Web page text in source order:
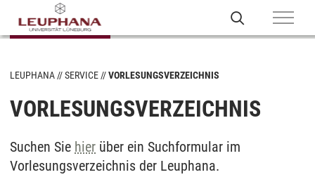
LEUPHANA SERVICE VORLESUNGSVERZEICHNIS
VORLESUNGSVERZEICHNIS
Suchen Sie hier über ein Suchformular im
Vorlesungsverzeichnis der Leuphana.